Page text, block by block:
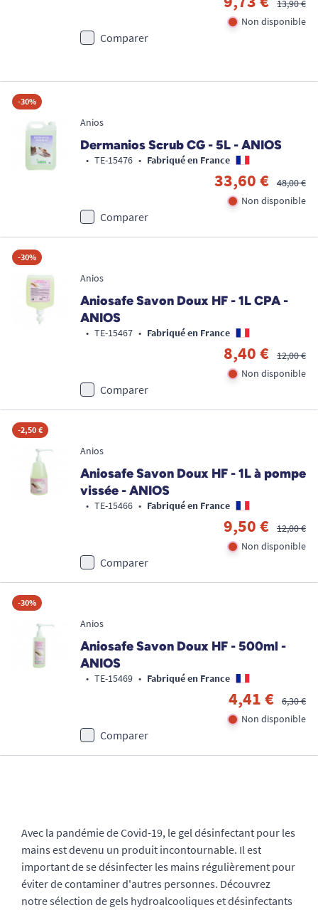
13,90 €
Non disponible
Comparer
-30%
Anios
Dermanios Scrub CG - 5L - ANIOS
• TE-15476 • Fabriqué en France
33,60 €
48,00 €
Non disponible
Comparer
-30%
Anios
Aniosafe Savon Doux HF - 1L CPA -
ANIOS
• TE-15467 • Fabriqué en France
8,40 €
12,00 €
Non disponible
Comparer
-2,50 €
Anios
Aniosafe Savon Doux HF - 1L à pompe
vissée - ANIOS
• TE-15466 • Fabriqué en France
9,50 €
12,00 €
Non disponible
Comparer
-30%
Anios
Aniosafe Savon Doux HF - 500ml -
ANIOS
• TE-15469 • Fabriqué en France
4,41 €
6,30 €
Non disponible
Comparer
Avec la pandémie de Covid-19, le gel désinfectant pour les
mains est devenu un produit incontournable. Il est
important de se désinfecter les mains régulièrement pour
éviter de contaminer d'autres personnes. Découvrez
notre sélection de gels hydroalcooliques et désinfectants